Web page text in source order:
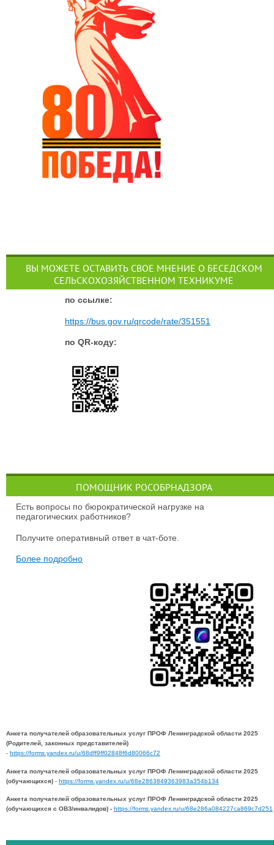
ВЫ МОЖЕТЕ ОСТАВИТЬ СВОЕ МНЕНИЕ О БЕСЕДСКОМ
СЕЛЬСКОХОЗЯЙСТВЕННОМ ТЕХНИКУМЕ
по ссылке:
https://bus.gov.ru/qrcode/rate/351551
по QR-коду:
ПОМОЩНИК РОСОБРНАДЗОРА
Есть вопросы по бюрократической нагрузке на
педагогических работников?
Получите оперативный ответ в чат-боте.
Более подробно
Анкета получателей образовательных услуг ПРОФ Ленинградской области 2025
(Родителей, законных представителей)
- https://forms.yandex.ru/u/68dff9ff02848f6d80066c72
Анкета получателей образовательных услуг ПРОФ Ленинградской области 2025
(обучающихся) - https://forms.yandex.ru/u/68e2863849363983a354b134
Анкета получателей образовательных услуг ПРОФ Ленинградской области 2025
(обучающихся с ОВЗ/инвалидов) - https://forms.yandex.ru/u/68e286a084227ca869c7d251